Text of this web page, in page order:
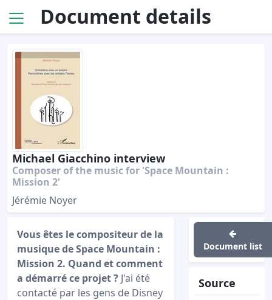
Document details
Michael Giacchino interview
Composer of the music for 'Space Mountain :
Mission 2'
Jérémie Noyer
Vous êtes le compositeur de la
musique de Space Mountain :
Mission 2. Quand et comment
a démarré ce projet ? J'ai été
contacté par les gens de Disney
Document list
Source